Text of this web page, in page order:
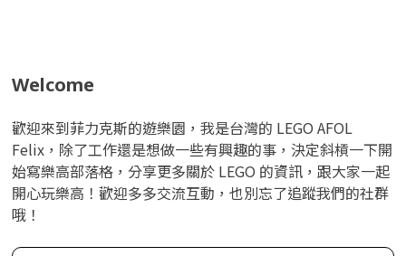
Welcome
歡迎來到菲力克斯的遊樂園，我是台灣的 LEGO AFOL
Felix，除了工作還是想做一些有興趣的事，決定斜槓一下開
始寫樂高部落格，分享更多關於 LEGO 的資訊，跟大家一起
開心玩樂高！歡迎多多交流互動，也別忘了追蹤我們的社群
哦！